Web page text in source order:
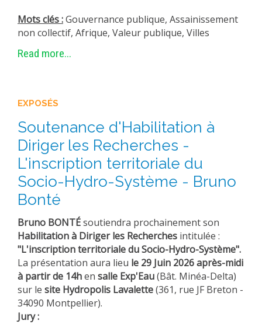
Mots clés :Gouvernance publique, Assainissement
non collectif, Afrique, Valeur publique, Villes
Read more...
EXPOSÉS
Soutenance d'Habilitation à
Diriger les Recherches -
L'inscription territoriale du
Socio-Hydro-Système - Bruno
Bonté
Bruno BONTÉsoutiendra prochainement son
Habilitation à Diriger les Recherches intitulée :
"L'inscription territoriale du Socio-Hydro-Système".
La présentation aura lieu le 29 Juin 2026 après-midi
à partir de 14hen salle Exp'Eau(Bât. Minéa-Delta)
sur le site Hydropolis Lavalette(361, rue JF Breton -
34090 Montpellier).
Jury :